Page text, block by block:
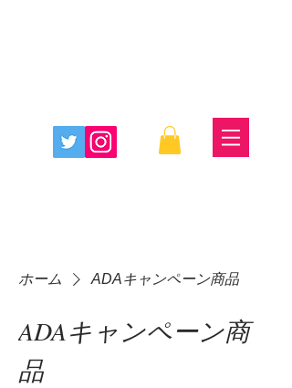
ホーム ADAキャンペーン商品
ADAキャンペーン商
品